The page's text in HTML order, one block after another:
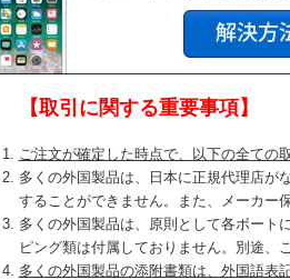
【取引に関する重要事項】
ご注文が確定した時点で、以下の全ての
多くの外国製品は、日本に正規代理店が
することができません。また、メーカー
多くの外国製品は、原則として各ボート
ピング類は付属しておりません。別途、
多くの外国製品の添附書類は、外国語表